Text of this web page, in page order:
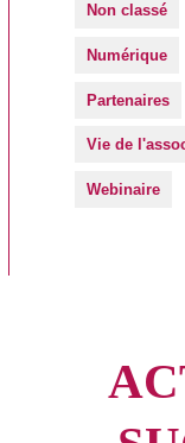
Non classé
Numérique
Partenaires
Vie de
Webinaire